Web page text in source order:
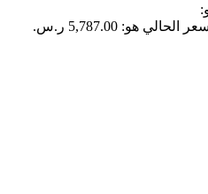
الحالي هو: 5,787.00 ر.س.